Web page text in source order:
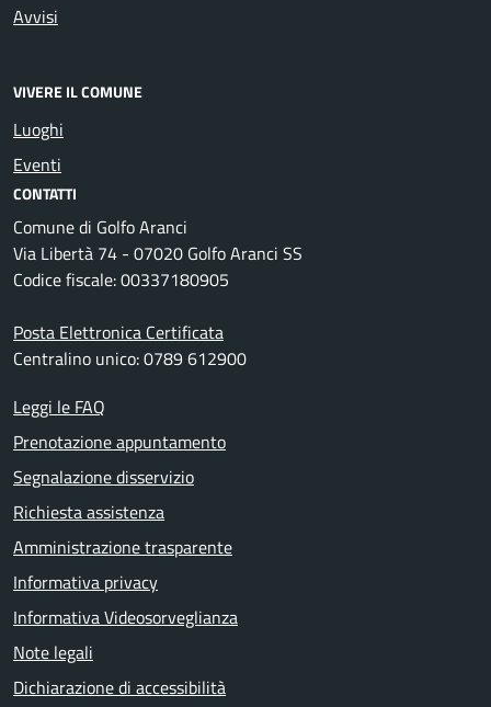
Avvisi
VIVERE IL COMUNE
Luoghi
Eventi
CONTATTI
Comune di Golfo Aranci
Via Libertà 74 - 07020 Golfo Aranci SS
Codice fiscale: 00337180905
Posta Elettronica Certificata
Centralino unico: 0789 612900
Leggi le FAQ
Prenotazione appuntamento
Segnalazione disservizio
Richiesta assistenza
Amministrazione trasparente
Informativa privacy
Informativa Videosorveglianza
Note legali
Dichiarazione di accessibilità